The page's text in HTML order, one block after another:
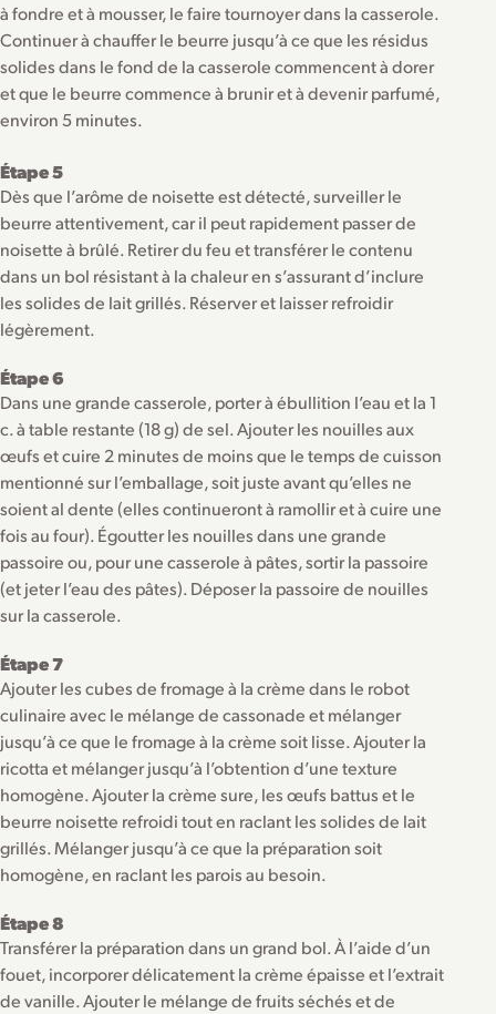
à fondre et à mousser, le faire tournoyer dans la casserole.
Continuer à chauffer le beurre jusqu’à ce que les résidus
solides dans le fond de la casserole commencent à dorer
et que le beurre commence à brunir et à devenir parfumé,
environ 5 minutes.
Étape 5
Dès que l’arôme de noisette est détecté, surveiller le
beurre attentivement, car il peut rapidement passer de
noisette à brûlé. Retirer du feu et transférer le contenu
dans un bol résistant à la chaleur en s’assurant d’inclure
les solides de lait grillés. Réserver et laisser refroidir
légèrement.
Étape 6
Dans une grande casserole, porter à ébullition l’eau et la 1
c. à table restante (18 g) de sel. Ajouter les nouilles aux
œufs et cuire 2 minutes de moins que le temps de cuisson
mentionné sur l’emballage, soit juste avant qu’elles ne
soient al dente (elles continueront à ramollir et à cuire une
fois au four). Égoutter les nouilles dans une grande
passoire ou, pour une casserole à pâtes, sortir la passoire
(et jeter l’eau des pâtes). Déposer la passoire de nouilles
sur la casserole.
Étape 7
Ajouter les cubes de fromage à la crème dans le robot
culinaire avec le mélange de cassonade et mélanger
jusqu’à ce que le fromage à la crème soit lisse. Ajouter la
ricotta et mélanger jusqu’à l’obtention d’une texture
homogène. Ajouter la crème sure, les œufs battus et le
beurre noisette refroidi tout en raclant les solides de lait
grillés. Mélanger jusqu’à ce que la préparation soit
homogène, en raclant les parois au besoin.
Étape 8
Transférer la préparation dans un grand bol. À l’aide d’un
fouet, incorporer délicatement la crème épaisse et l’extrait
de vanille. Ajouter le mélange de fruits séchés et de